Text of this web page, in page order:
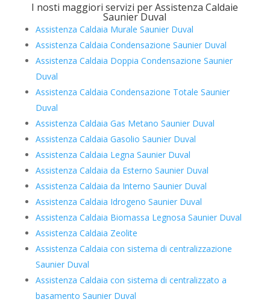
I nosti maggiori servizi per Assistenza Caldaie
Saunier Duval
Assistenza Caldaia Murale Saunier Duval
Assistenza Caldaia Condensazione Saunier Duval
Assistenza Caldaia Doppia Condensazione Saunier
Duval
Assistenza Caldaia Condensazione Totale Saunier
Duval
Assistenza Caldaia Gas Metano Saunier Duval
Assistenza Caldaia Gasolio Saunier Duval
Assistenza Caldaia Legna Saunier Duval
Assistenza Caldaia da Esterno Saunier Duval
Assistenza Caldaia da Interno Saunier Duval
Assistenza Caldaia Idrogeno Saunier Duval
Assistenza Caldaia Biomassa Legnosa Saunier Duval
Assistenza Caldaia Zeolite
Assistenza Caldaia con sistema di centralizzazione
Saunier Duval
Assistenza Caldaia con sistema di centralizzato a
basamento Saunier Duval